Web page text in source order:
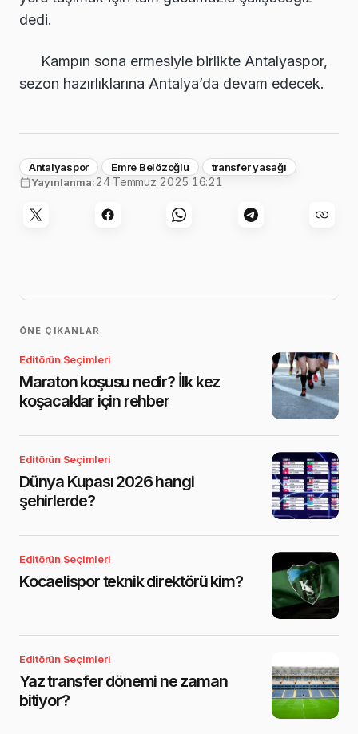
dedi.
Kampın sona ermesiyle birlikte Antalyaspor,
sezon hazırlıklarına Antalya’da devam edecek.
Antalyaspor Emre Belözoğlu
transfer yasağı
Yayınlanma:24 Temmuz 2025 16:21
ÖNE ÇIKANLAR
Editörün Seçimleri
Maraton koşusu nedir? İlk kez
koşacaklar için rehber
Editörün Seçimleri
Dünya Kupası 2026 hangi
şehirlerde?
Editörün Seçimleri
Kocaelispor teknik direktörü kim?
Editörün Seçimleri
Yaz transfer dönemi ne zaman
bitiyor?